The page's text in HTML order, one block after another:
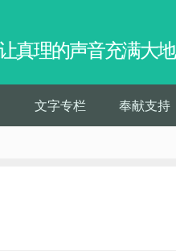
真理的声音充满大地
文字专栏 奉献支持